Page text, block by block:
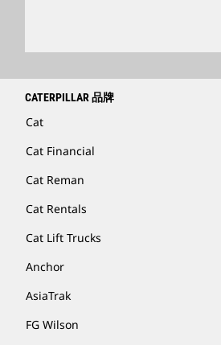
CATERPILLAR 品牌
Cat
Cat Financial
Cat Reman
Cat Rentals
Cat Lift Trucks
Anchor
AsiaTrak
FG Wilson